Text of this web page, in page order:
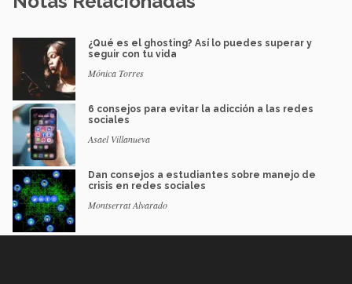
¿Qué es el ghosting? Así lo puedes superar y
seguir con tu vida
Mónica Torres
6 consejos para evitar la adicción a las redes
sociales
Asael Villanueva
Dan consejos a estudiantes sobre manejo de
crisis en redes sociales
Montserrat Alvarado